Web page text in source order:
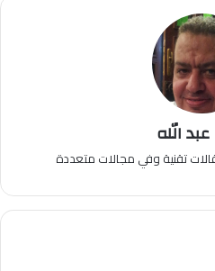
الله
تقنية وفي مجالات متعددة